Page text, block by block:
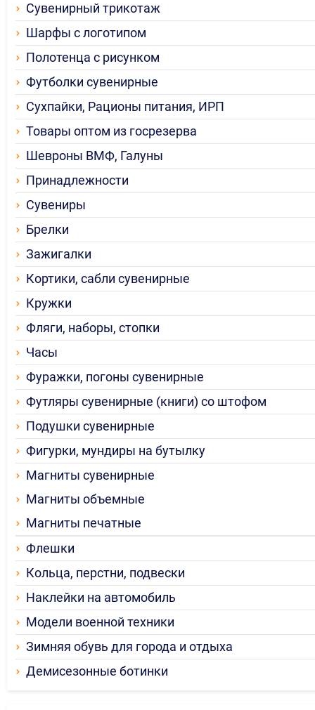
Сувенирный трикотаж
Шарфы с логотипом
Полотенца с рисунком
Футболки сувенирные
Сухпайки, Рационы питания, ИРП
Товары оптом из госрезерва
Шевроны ВМФ, Галуны
Принадлежности
Сувениры
Брелки
Зажигалки
Кортики, сабли сувенирные
Кружки
Фляги, наборы, стопки
Часы
Фуражки, погоны сувенирные
Футляры сувенирные (книги) со штофом
Подушки сувенирные
Фигурки, мундиры на бутылку
Магниты сувенирные
Магниты объемные
Магниты печатные
Флешки
Кольца, перстни, подвески
Наклейки на автомобиль
Модели военной техники
Зимняя обувь для города и отдыха
Демисезонные ботинки